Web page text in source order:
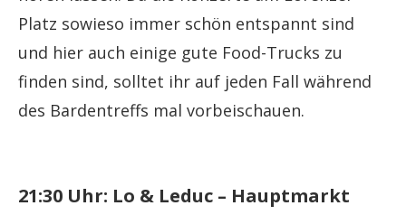
Platz sowieso immer schön entspannt sind
und hier auch einige gute Food-Trucks zu
finden sind, solltet ihr auf jeden Fall während
des Bardentreffs mal vorbeischauen.
21:30 Uhr: Lo & Leduc – Hauptmarkt